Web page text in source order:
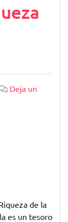
Deja un
de la
es un tesoro